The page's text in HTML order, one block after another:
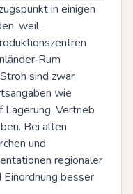
in einigen
weil
sind zwar
wie
Lagerung, Vertrieb
Bei alten
und
regionaler
besser